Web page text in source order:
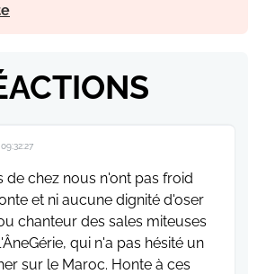
de chez nous n'ont pas froid
et ni aucune dignité d'oser
chanteur des sales miteuses
qui n'a pas hésité un
sur le Maroc. Honte à ces